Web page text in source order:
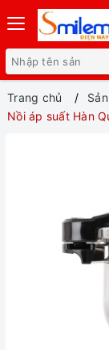
Trang chủ
Nồi áp suất Hàn